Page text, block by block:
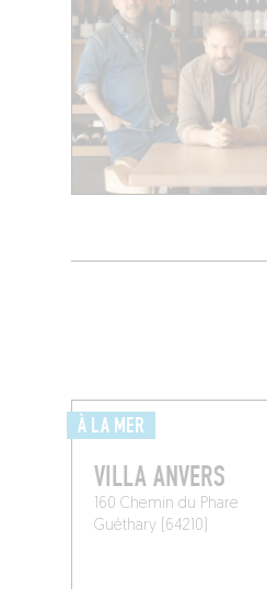
À LA MER
VILLA ANVERS
160 Chemin du Phare
Guéthary (64210)